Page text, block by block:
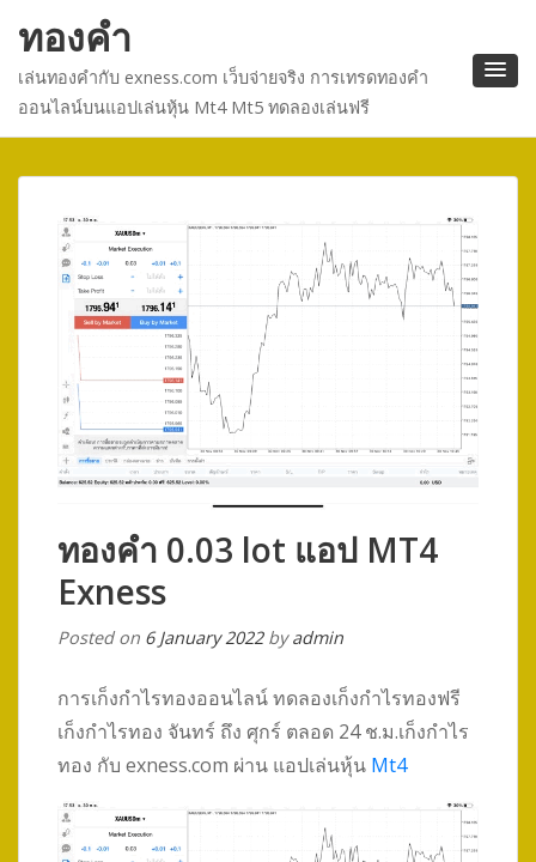
ทองคำ
เล่นทองคำกับ exness.com เว็บจ่ายจริง การเทรดทองคำ
ออนไลน์บนแอปเล่นหุ้น Mt4 Mt5 ทดลองเล่นฟรี
ทองคำ 0.03 lot แอป MT4
Exness
Posted on 6 January 2022byadmin
การเก็งกำไรทองออนไลน์ ทดลองเก็งกำไรทองฟรี
เก็งกำไรทอง จันทร์ ถึง ศุกร์ ตลอด 24 ช.ม.เก็งกำไร
ทอง กับ exness.com ผ่าน แอปเล่นหุ้น Mt4